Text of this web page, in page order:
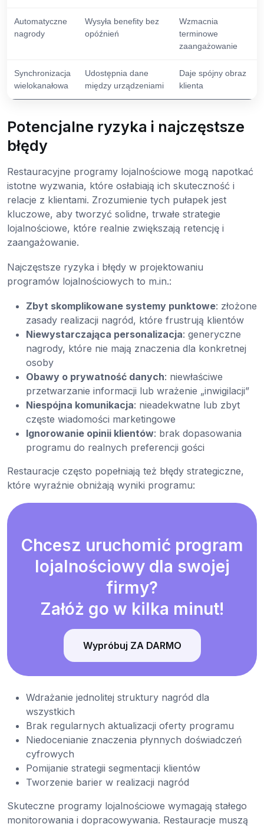
Automatyczne
nagrody
Wysyła benefity bez
opóźnień
Wzmacnia
terminowe
zaangażowanie
Synchronizacja
wielokanałowa
Udostępnia dane
między urządzeniami
Daje spójny obraz
klienta
Potencjalne ryzyka i najczęstsze
błędy
Restauracyjne programy lojalnościowe mogą napotkać
istotne wyzwania, które osłabiają ich skuteczność i
relacje z klientami. Zrozumienie tych pułapek jest
kluczowe, aby tworzyć solidne, trwałe strategie
lojalnościowe, które realnie zwiększają retencję i
zaangażowanie.
Najczęstsze ryzyka i błędy w projektowaniu
programów lojalnościowych to m.in.:
Zbyt skomplikowane systemy punktowe: złożone
zasady realizacji nagród, które frustrują klientów
Niewystarczająca personalizacja: generyczne
nagrody, które nie mają znaczenia dla konkretnej
osoby
Obawy o prywatność danych: niewłaściwe
przetwarzanie informacji lub wrażenie „inwigilacji”
Niespójna komunikacja: nieadekwatne lub zbyt
częste wiadomości marketingowe
Ignorowanie opinii klientów: brak dopasowania
programu do realnych preferencji gości
Restauracje często popełniają też błędy strategiczne,
które wyraźnie obniżają wyniki programu:
Chcesz uruchomić program
lojalnościowy dla swojej
firmy?
Załóż go w kilka minut!
Wypróbuj ZA DARMO
Wdrażanie jednolitej struktury nagród dla
wszystkich
Brak regularnych aktualizacji oferty programu
Niedocenianie znaczenia płynnych doświadczeń
cyfrowych
Pomijanie strategii segmentacji klientów
Tworzenie barier w realizacji nagród
Skuteczne programy lojalnościowe wymagają stałego
monitorowania i dopracowywania. Restauracje muszą